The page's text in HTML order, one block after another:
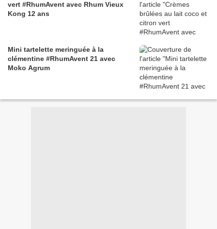
vert #RhumAvent avec Rhum Vieux
Kong 12 ans
Mini tartelette meringuée à la
clémentine #RhumAvent 21 avec
Moko Agrum